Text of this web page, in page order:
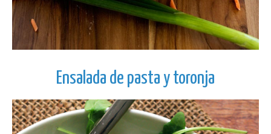
Ensalada de pasta y toronja